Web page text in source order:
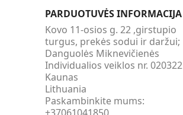
PARDUOTUVĖS INFORMACIJA
Kovo 11-osios g. 22 ,girstupio
turgus, prekės sodui ir daržui;
Danguolės Miknevičienės
Individualios veiklos nr. 020322
Kaunas
Lithuania
Paskambinkite mums: